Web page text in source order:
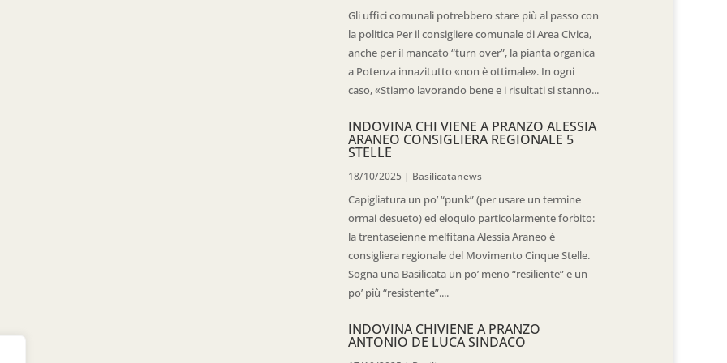
Gli uffici comunali potrebbero stare più al passo con
la politica Per il consigliere comunale di Area Civica,
anche per il mancato “turn over”, la pianta organica
a Potenza innazitutto «non è ottimale». In ogni
caso, «Stiamo lavorando bene e i risultati si stanno...
INDOVINA CHI VIENE A PRANZO ALESSIA
ARANEO CONSIGLIERA REGIONALE 5
STELLE
18/10/2025 | Basilicatanews
Capigliatura un po’ “punk” (per usare un termine
ormai desueto) ed eloquio particolarmente forbito:
la trentaseienne melfitana Alessia Araneo è
consigliera regionale del Movimento Cinque Stelle.
Sogna una Basilicata un po’ meno “resiliente” e un
po’ più “resistente”....
INDOVINA CHIVIENE A PRANZO
ANTONIO DE LUCA SINDACO